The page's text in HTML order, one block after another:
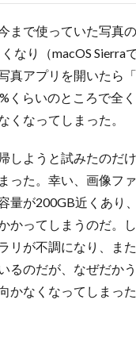
まで使っていた写真
なり（macOS Sierra
真アプリを開いたら
らいのところで全
くなってしまった。
しようと試みたのだ
った。幸い、画像フ
量が200GB近くあり
かってしまうのだ。
リが不調になり、ま
るのだが、なぜだか
かなくなってしまった